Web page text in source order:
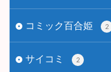
コミック百合姫 2
サイコミ 2